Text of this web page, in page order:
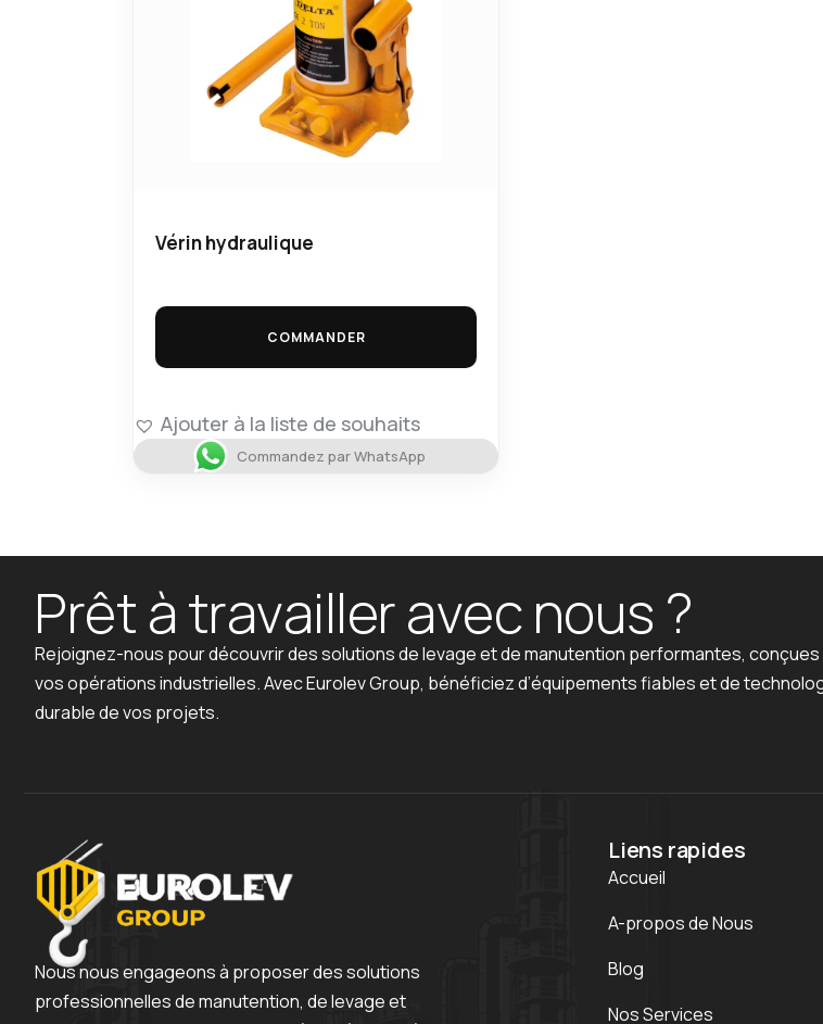
Vérin hydraulique
COMMANDER
Ajouter à la liste de souhaits
Commandez par WhatsApp
Prêtàtravailleravecnous ?
Rejoignez-nous pour découvrir des solutions de levage et de manutention performantes,
vos opérations industrielles. Avec Eurolev Group, bénéficiez d’équipements fiables et de
durable de vos projets.
Nous nous engageons à proposer des solutions
professionnelles de manutention, de levage et
Liens rapides
Accueil
A-propos de Nous
Blog
Nos Services